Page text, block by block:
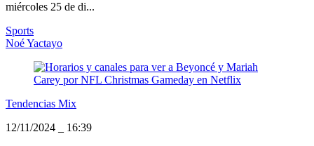
miércoles 25 de di...
Sports
Noé Yactayo
Tendencias Mix
12/11/2024
16:39